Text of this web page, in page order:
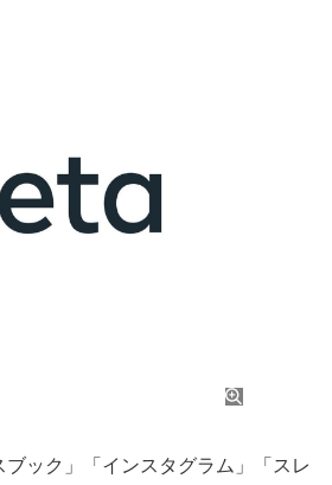
ック」「インスタグラム」「スレ